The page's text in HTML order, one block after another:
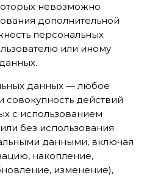
невозможно
дополнительной
персональных
или иному
данных — любое
совокупность действий
с использованием
без использования
данными, включая
накопление,
изменение),